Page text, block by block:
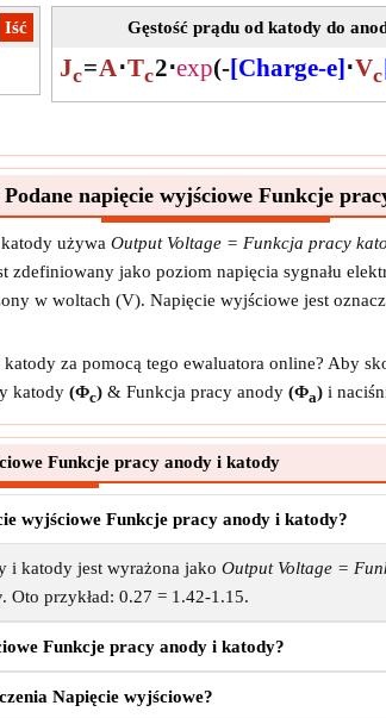
​Iść Gęstość prądu od katody do
Jc=A⋅Tc2⋅exp(-[Charge-e]⋅Vc
napięcie wyjściowe Funkcje
używa Output Voltage = Funkcja pracy
jako poziom napięcia sygnału
w woltach (V). Napięcie wyjściowe jest
za pomocą tego ewaluatora online? Aby
katody (Φc) & Funkcja pracy anody (Φa) i
Funkcje pracy anody i katody
wyjściowe Funkcje pracy anody i katody?
i katody jest wyrażona jako Output Voltage =
. Oto przykład: 0.27 = 1.42-1.15.
Funkcje pracy anody i katody?
Napięcie wyjściowe?